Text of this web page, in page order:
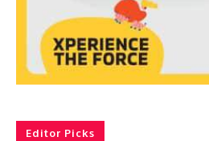
Editor Picks